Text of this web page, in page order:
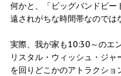
何かと、「ビッグバンドビー
遠されがちな時間帯なのでは
実際、我が家も10:30～のエ
リスタル・ウィッシュ・ジ
を回りどこかのアトラクショ